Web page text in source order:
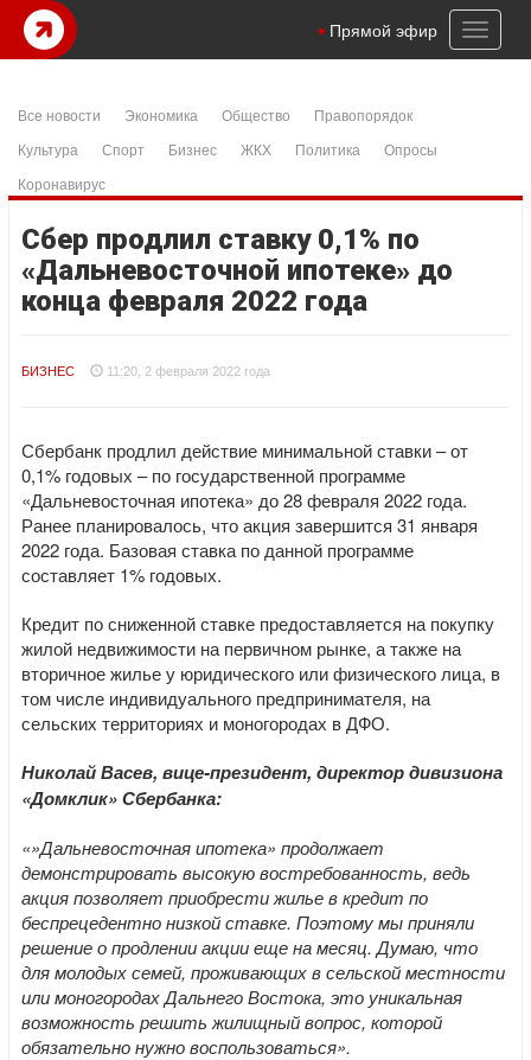
Toggle
Прямой эфир
Все новости Экономика Общество
Правопорядок
Культура
Спорт Бизнес ЖКХ Политика
Опросы
Коронавирус
Сбер продлил ставку 0,1% по
«Дальневосточной ипотеке» до
конца февраля 2022 года
БИЗНЕС 11:20, 2 февраля 2022 года
Сбербанк продлил действие минимальной ставки – от
0,1% годовых – по государственной программе
«Дальневосточная ипотека» до 28 февраля 2022 года.
Ранее планировалось, что акция завершится 31 января
2022 года. Базовая ставка по данной программе
составляет 1% годовых.
Кредит по сниженной ставке предоставляется на покупку
жилой недвижимости на первичном рынке, а также на
вторичное жилье у юридического или физического лица, в
том числе индивидуального предпринимателя, на
сельских территориях и моногородах в ДФО.
Николай Васев, вице-президент, директор дивизиона
«Домклик» Сбербанка:
«»Дальневосточная ипотека» продолжает
демонстрировать высокую востребованность, ведь
акция позволяет приобрести жилье в кредит по
беспрецедентно низкой ставке. Поэтому мы приняли
решение о продлении акции еще на месяц. Думаю, что
для молодых семей, проживающих в сельской местности
или моногородах Дальнего Востока, это уникальная
возможность решить жилищный вопрос, которой
обязательно нужно воспользоваться».